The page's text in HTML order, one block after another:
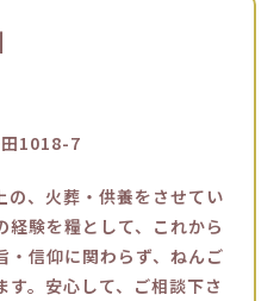
1018-7
の、火葬・供養をさせてい
経験を糧として、これから
・信仰に関わらず、ねんご
。安心して、ご相談下さ